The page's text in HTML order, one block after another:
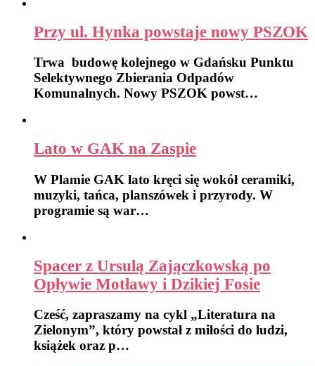
Przy ul. Hynka powstaje nowy PSZOK
Trwa budowę kolejnego w Gdańsku Punktu
Selektywnego Zbierania Odpadów
Komunalnych. Nowy PSZOK powst…
Lato w GAK na Zaspie
W Plamie GAK lato kręci się wokół ceramiki,
muzyki, tańca, planszówek i przyrody. W
programie są war…
Spacer z Ursulą Zajączkowską po
Opływie Motławy i Dzikiej Fosie
Cześć, zapraszamy na cykl „Literatura na
Zielonym”, który powstał z miłości do ludzi,
książek oraz p…